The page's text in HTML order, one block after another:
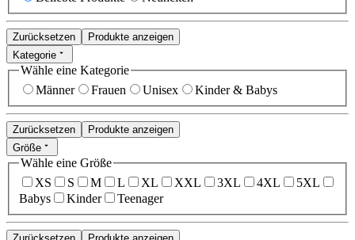
Zurücksetzen
Produkte anzeigen
Kategorie
Wähle eine Kategorie
Männer
Frauen Unisex Kinder & Babys
Zurücksetzen
Produkte anzeigen
Größe
Wähle eine Größe
XS
S M L XL XXL 3XL 4XL
5XL
Babys
Kinder Teenager